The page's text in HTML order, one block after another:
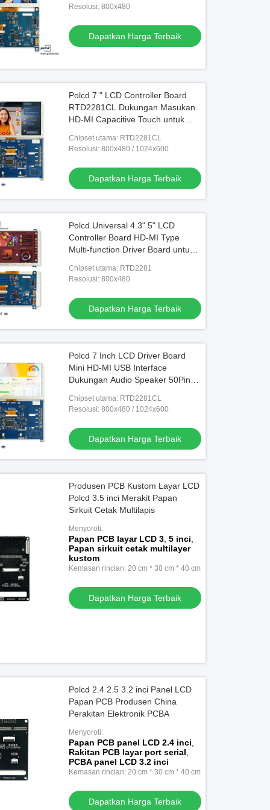
Resolusi: 800x480
Dapatkan Harga Terbaik
Polcd 7 " LCD Controller Board
RTD2281CL Dukungan Masukan
HD-MI Capacitive Touch untuk
Chipset utama: RTD2281CL
Resolusi: 800x480 / 1024x600
Dapatkan Harga Terbaik
Polcd Universal 4.3" 5" LCD
Controller Board HD-MI Type
Multi-function Driver Board untuk
Chipset utama: RTD2281
Resolusi: 800x480
Dapatkan Harga Terbaik
Polcd 7 Inch LCD Driver Board
Mini HD-MI USB Interface
Dukungan Audio Speaker 50Pin
Board
Chipset utama: RTD2281CL
Resolusi: 800x480 / 1024x600
Dapatkan Harga Terbaik
Produsen PCB Kustom Layar LCD
Polcd 3.5 inci Merakit Papan
Sirkuit Cetak Multilapis
Menyoroti:
Papan PCB layar LCD 3 ,5 inci
Papan sirkuit cetak multilayer
kustom
Kemasan rincian: 20 cm * 30 cm * 40 cm
Dapatkan Harga Terbaik
Polcd 2.4 2.5 3.2 inci Panel LCD
Papan PCB Produsen China
Perakitan Elektronik PCBA
Menyoroti:
Papan PCB panel LCD 2.4 inci
Rakitan PCB layar port serial
PCBA panel LCD 3.2 inci
Kemasan rincian: 20 cm * 30 cm * 40 cm
Dapatkan Harga Terbaik